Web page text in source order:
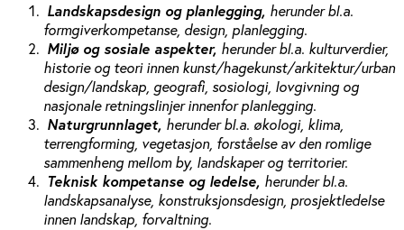
Landskapsdesign og planlegging, herunder bl.a.
formgiverkompetanse, design, planlegging.
Miljø og sosiale aspekter, herunder bl.a. kulturverdier,
historie og teori innen kunst/hagekunst/arkitektur/urban
design/landskap, geografi, sosiologi, lovgivning og
nasjonale retningslinjer innenfor planlegging.
Naturgrunnlaget, herunder bl.a. økologi, klima,
terrengforming, vegetasjon, forståelse av den romlige
sammenheng mellom by, landskaper og territorier.
Teknisk kompetanse og ledelse, herunder bl.a.
landskapsanalyse, konstruksjonsdesign, prosjektledelse
innen landskap, forvaltning.